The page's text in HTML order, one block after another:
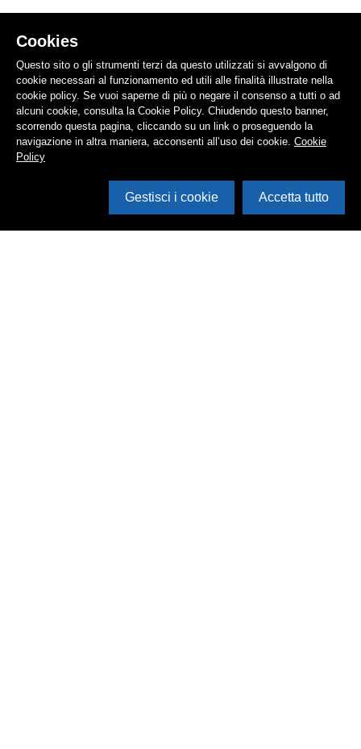
Cookies
Questo sito o gli strumenti terzi da questo utilizzati si avvalgono di
cookie necessari al funzionamento ed utili alle finalità illustrate nella
cookie policy. Se vuoi saperne di più o negare il consenso a tutti o ad
alcuni cookie, consulta la Cookie Policy. Chiudendo questo banner,
scorrendo questa pagina, cliccando su un link o proseguendo la
navigazione in altra maniera, acconsenti all’uso dei cookie. Cookie
Policy
Gestisci i cookie Accetta tutto